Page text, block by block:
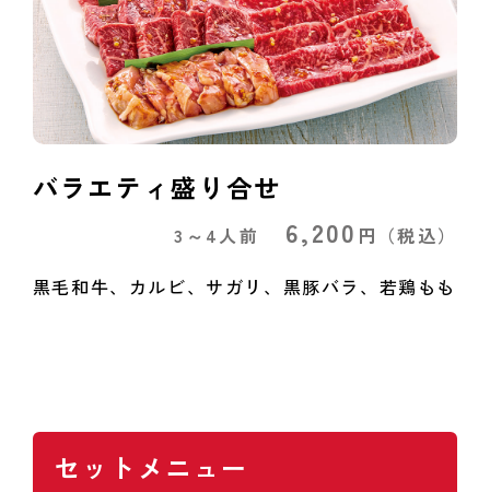
バラエティ盛り合せ
3～4人前 6,200 円 （税込）
黒毛和牛、カルビ、サガリ、黒豚バラ、若鶏もも
セットメニュー